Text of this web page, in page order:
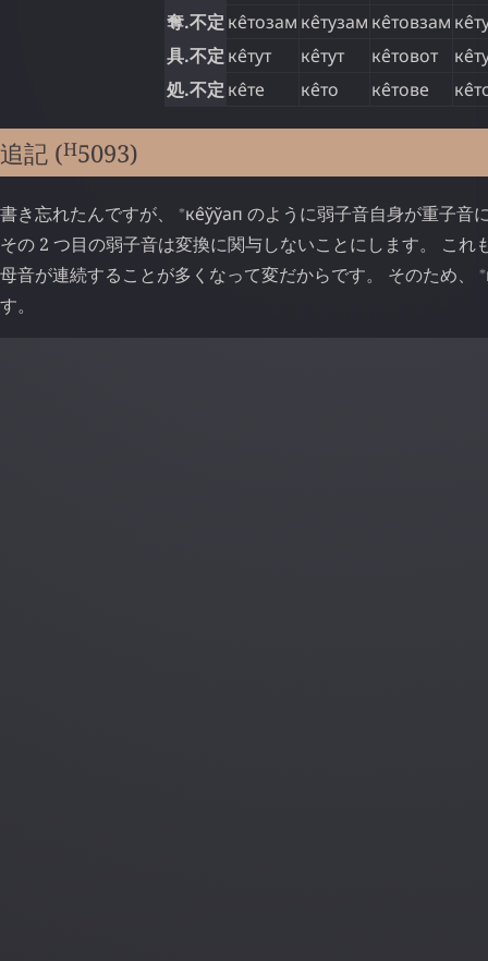
奪.不定 ке̂тозам ке̂тузам ке̂товзам
具.不定 ке̂тут ке̂тут ке̂товот
処.不定 ке̂те ке̂то ке̂тове
追記 (H5093)
書き忘れたんですが、 ⁎ке̂ўўап のように弱子音自身が重子音
その 2 つ目の弱子音は変換に関与しないことにします。 これ
母音が連続することが多くなって変だからです。 そのため、
⁎
す。